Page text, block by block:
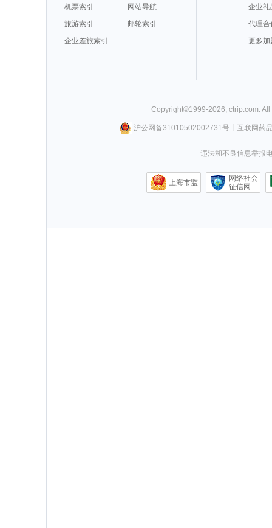
机票索引
网站导航
旅游索引
邮轮索引
企业差旅索引
企业礼
代理合
更多加
Copyright©1999-2026 ctrip.com .
沪公网备31010502002731号丨 互联网药
违法和不良信息举报
上海市监
网络社会
征信网